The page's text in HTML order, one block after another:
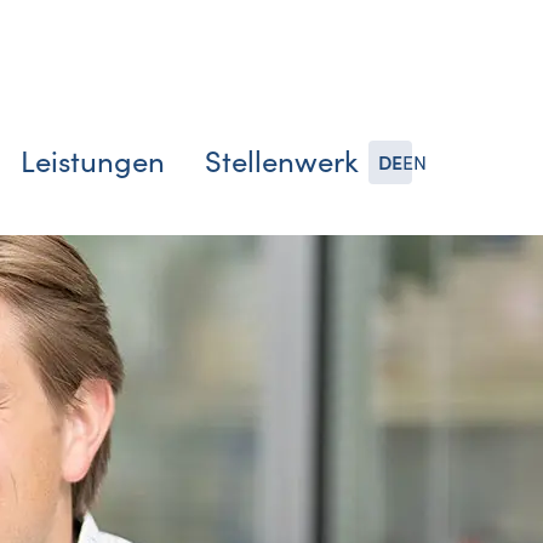
Leistungen Stellenwerk DEEN